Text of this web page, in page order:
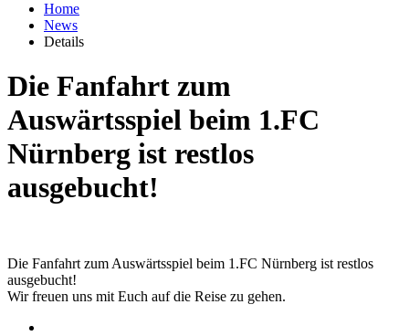
Home
News
Details
Die Fanfahrt zum
Auswärtsspiel beim 1.FC
Nürnberg ist restlos
ausgebucht!
Die Fanfahrt zum Auswärtsspiel beim 1.FC Nürnberg ist restlos
ausgebucht!
Wir freuen uns mit Euch auf die Reise zu gehen.